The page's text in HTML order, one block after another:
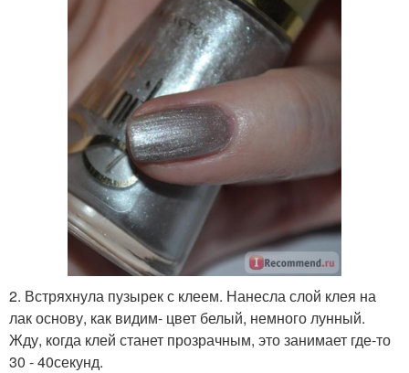
2. Встряхнула пузырек с клеем. Нанесла слой клея на
лак основу, как видим- цвет белый, немного лунный.
Жду, когда клей станет прозрачным, это занимает где-то
30 - 40секунд.